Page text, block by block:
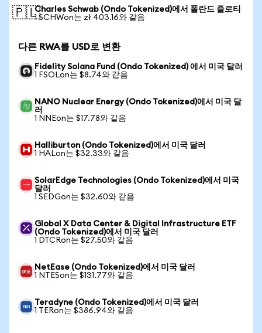
🇵🇱Charles Schwab (Ondo Tokenized)에서 폴란드 즐로티
1 SCHWon는 zł 403.16와 같음
다른 RWA를 USD로 변환
Fidelity Solana Fund (Ondo Tokenized) 에서 미국 달러
1 FSOLon는 $8.74와 같음
NANO Nuclear Energy (Ondo Tokenized)에서 미국 달
러
1 NNEon는 $17.78와 같음
Halliburton (Ondo Tokenized)에서 미국 달러
1 HALon는 $32.33와 같음
SolarEdge Technologies (Ondo Tokenized)에서 미국
달러
1 SEDGon는 $32.60와 같음
Global X Data Center & Digital Infrastructure ETF
(Ondo Tokenized)에서 미국 달러
1 DTCRon는 $27.50와 같음
NetEase (Ondo Tokenized)에서 미국 달러
1 NTESon는 $131.77와 같음
Teradyne (Ondo Tokenized)에서 미국 달러
1 TERon는 $386.94와 같음